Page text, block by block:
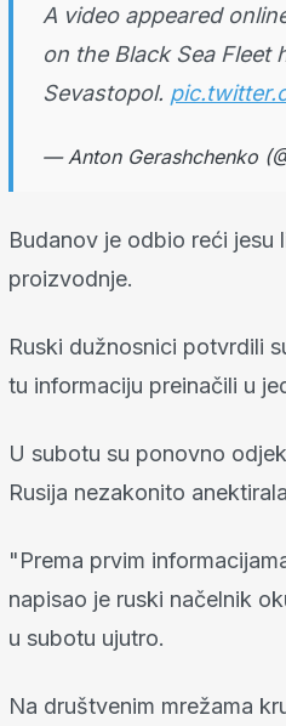
A video appeared
on the Black Sea Fleet
Sevastopol.
— Anton Gerashchenko
Budanov je odbio reći jesu
proizvodnje.
Ruski dužnosnici potvrdili
tu informaciju preinačili u
U subotu su ponovno
Rusija nezakonito
"Prema prvim
napisao je ruski načelnik
u subotu ujutro.
Na društvenim mrežama